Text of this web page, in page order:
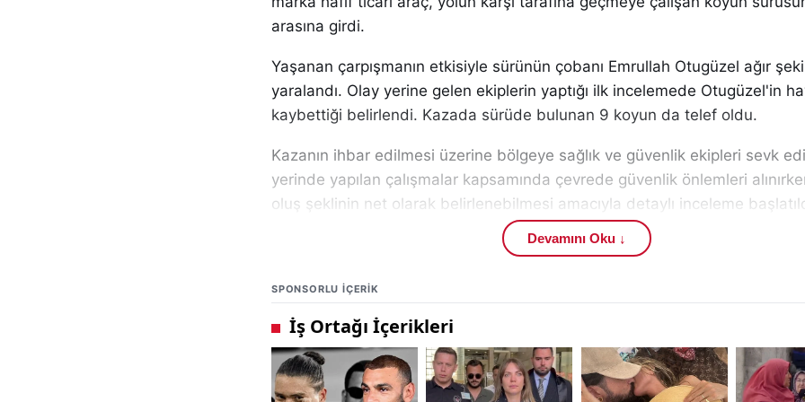
arasına girdi.
Yaşanan çarpışmanın etkisiyle sürünün çobanı Emrullah Otugüzel ağır
yaralandı. Olay yerine gelen ekiplerin yaptığı ilk incelemede Otugüzel'in
kaybettiği belirlendi. Kazada sürüde bulunan 9 koyun da telef oldu.
Kazanın ihbar edilmesi üzerine bölgeye sağlık ve güvenlik ekipleri sevk
yerinde yapılan çalışmalar kapsamında çevrede güvenlik önlemleri
oluş şeklinin net olarak belirlenebilmesi amacıyla detaylı inceleme
Yetkililer tarafından yürütülen çalışmalar kapsamında araç sürücüsünün
Trafik güvenliği açısından kritik öneme sahip olan bölgede ekiplerin teknik
incelemeleri sürüyor.
Sivas genelinde meydana gelen diğer gelişmeler içinSivas haberleri ,
haberleri
vetrafik kazası haberlerikategorileri takip edilebiliyor.
Devamını Oku ↓
SPONSORLU IÇERIK